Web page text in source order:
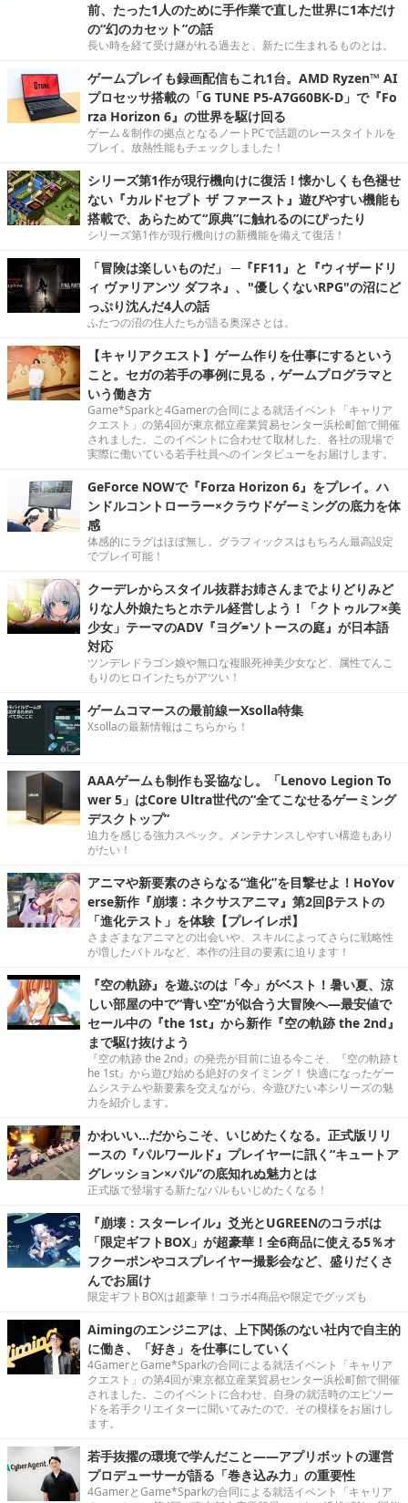
前、たった1人のために手作業で直した世界に1本だけ
の“幻のカセット”の話
長い時を経て受け継がれる過去と、新たに生まれるものとは。
ゲームプレイも録画配信もこれ1台。AMD Ryzen™ AI
プロセッサ搭載の「G TUNE P5-A7G60BK-D」で『Fo
rza Horizon 6』の世界を駆け回る
ゲーム＆制作の拠点となるノートPCで話題のレースタイトルを
プレイ。放熱性能もチェックしました！
シリーズ第1作が現行機向けに復活！懐かしくも色褪せ
ない『カルドセプト ザ ファースト』遊びやすい機能も
搭載で、あらためて“原典”に触れるのにぴったり
シリーズ第1作が現行機向けの新機能を備えて復活！
「冒険は楽しいものだ」 ─『FF11』と『ウィザードリ
ィ ヴァリアンツ ダフネ』、"優しくないRPG"の沼にど
っぷり沈んだ4人の話
ふたつの沼の住人たちが語る奥深さとは。
【キャリアクエスト】ゲーム作りを仕事にするという
こと。セガの若手の事例に見る，ゲームプログラマと
いう働き方
Game*Sparkと4Gamerの合同による就活イベント「キャリア
クエスト」の第4回が東京都立産業貿易センター浜松町館で開催
されました。このイベントに合わせて取材した、各社の現場で
実際に働いている若手社員へのインタビューをお届けします。
GeForce NOWで『Forza Horizon 6』をプレイ。ハ
ンドルコントローラー×クラウドゲーミングの底力を体
感
体感的にラグはほぼ無し。グラフィックスはもちろん最高設定
でプレイ可能！
クーデレからスタイル抜群お姉さんまでよりどりみど
りな人外娘たちとホテル経営しよう！「クトゥルフ×美
少女」テーマのADV『ヨグ=ソトースの庭』が日本語
対応
ツンデレドラゴン娘や無口な複眼死神美少女など、属性てんこ
もりのヒロインたちがアツい！
ゲームコマースの最前線ーXsolla特集
Xsollaの最新情報はこちらから！
AAAゲームも制作も妥協なし。「Lenovo Legion To
wer 5」はCore Ultra世代の“全てこなせるゲーミング
デスクトップ”
迫力を感じる強力スペック。メンテナンスしやすい構造もあり
がたい！
アニマや新要素のさらなる“進化”を目撃せよ！HoYov
erse新作『崩壊：ネクサスアニマ』第2回βテストの
「進化テスト」を体験【プレイレポ】
さまざまなアニマとの出会いや、スキルによってさらに戦略性
が増したバトルなど、本作の注目の要素に迫ります！
『空の軌跡』を遊ぶのは「今」がベスト！暑い夏、涼
しい部屋の中で“青い空”が似合う大冒険へ―最安値で
セール中の『the 1st』から新作『空の軌跡 the 2nd』
まで駆け抜けよう
『空の軌跡 the 2nd』の発売が目前に迫る今こそ、『空の軌跡 t
he 1st』から遊び始める絶好のタイミング！ 快適になったゲー
ムシステムや新要素を交えながら、今遊びたい本シリーズの魅
力を紹介します。
かわいい…だからこそ、いじめたくなる。正式版リリ
ースの『パルワールド』プレイヤーに訊く“キュートア
グレッション×パル”の底知れぬ魅力とは
正式版で登場する新たなパルもいじめたくなる！
『崩壊：スターレイル』爻光とUGREENのコラボは
「限定ギフトBOX」が超豪華！全6商品に使える5％オ
フクーポンやコスプレイヤー撮影会など、盛りだくさ
んでお届け
限定ギフトBOXは超豪華！コラボ4商品や限定でグッズも
Aimingのエンジニアは、上下関係のない社内で自主的
に働き、「好き」を仕事にしていく
4GamerとGame*Sparkの合同による就活イベント「キャリア
クエスト」の第4回が東京都立産業貿易センター浜松町館で開催
されました。このイベントに合わせ、自身の就活時のエピソー
ドを若手クリエイターに聞いてみたので、その模様をお届けし
ます。
若手抜擢の環境で学んだこと――アプリボットの運営
プロデューサーが語る「巻き込み力」の重要性
4GamerとGame*Sparkの合同による就活イベント「キャリア